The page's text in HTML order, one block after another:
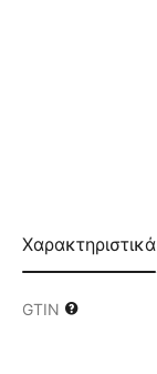
Χαρακτηριστικά
GTIN